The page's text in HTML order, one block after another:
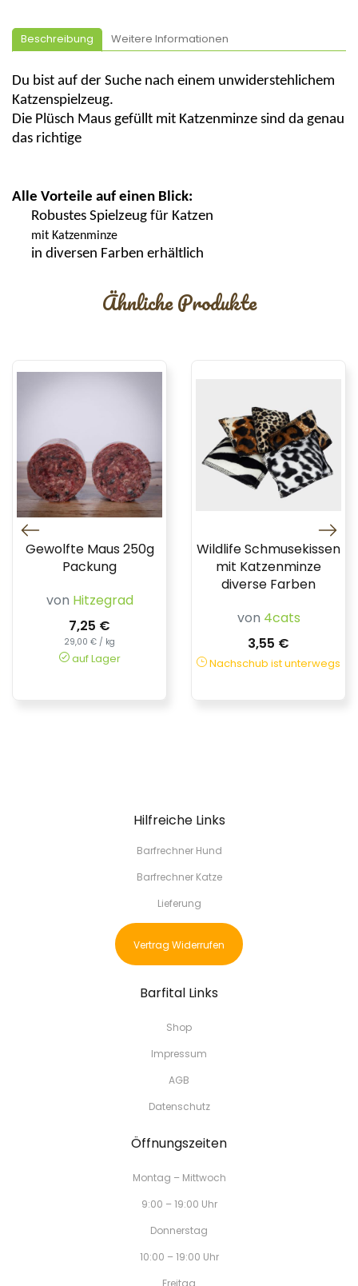
Beschreibung Weitere Informationen
Du bist auf der Suche nach einem unwiderstehlichem
Katzenspielzeug.
Die Plüsch Maus gefüllt mit Katzenminze sind da genau
das richtige
Alle Vorteile auf einen Blick:
Robustes Spielzeug für Katzen
mit Katzenminze
in diversen Farben erhältlich
Ähnliche Produkte
Gewolfte Maus 250g
Packung
von Hitzegrad
7,25 €
29,00 € / kg
auf Lager
Wildlife Schmusekissen
mit Katzenminze
diverse Farben
von 4cats
3,55 €
Nachschub ist unterwegs
Hilfreiche Links
Barfrechner Hund
Barfrechner Katze
Lieferung
Vertrag Widerrufen
Barfital Links
Shop
Impressum
AGB
Datenschutz
Öffnungszeiten
Montag – Mittwoch
9:00 – 19:00 Uhr
Donnerstag
10:00 – 19:00 Uhr
Freitag